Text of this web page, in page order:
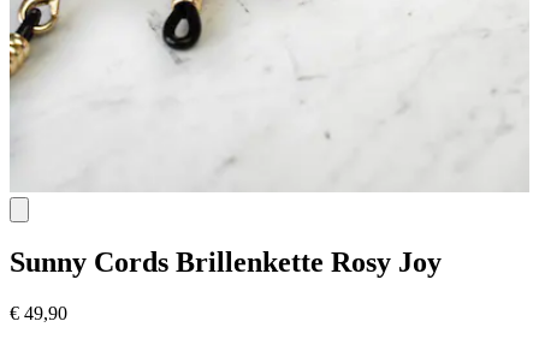
Sunny Cords Brillenkette Rosy Joy
€ 49,90